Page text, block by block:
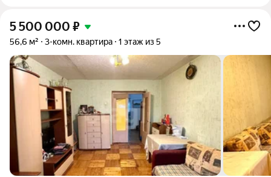
5 500 000 ₽
56,6 м² 3-комн. квартира 1 этаж из 5